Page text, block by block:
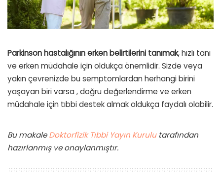
Parkinson hastalığının erken belirtilerini tanımak, hızlı tanı
ve erken müdahale için oldukça önemlidir. Sizde veya
yakın çevrenizde bu semptomlardan herhangi birini
yaşayan biri varsa , doğru değerlendirme ve erken
müdahale için tıbbi destek almak oldukça faydalı olabilir.
Bu makaleDoktorfizik Tıbbi Yayın Kurulutarafından
hazırlanmış ve onaylanmıştır.